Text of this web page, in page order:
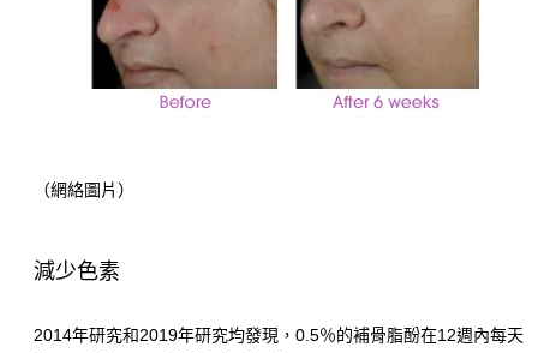
（網絡圖片）
減少色素
2014年研究和2019年研究均發現，0.5％的補骨脂酚在12週內每天